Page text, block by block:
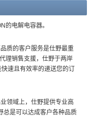
的电解电容器。
质的客户服务是仕野最重
理销售支援，仕野于两岸
速且有效率的递送您的订
领域上，仕野提供专业高
总是可以达成客户各种品质